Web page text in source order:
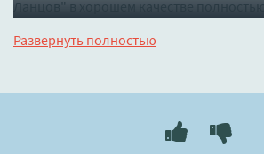
Ланцов" в хорошем качестве
Развернуть полностью